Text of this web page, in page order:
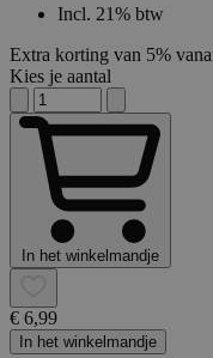
Incl. 21% btw
Extra korting van 5%
Kies je aantal
In het winkelmandje
€ 6,99
In het winkelmandje